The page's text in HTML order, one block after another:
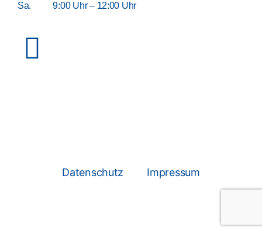
Sa. 9:00 Uhr – 12:00 Uhr
Datenschutz Impressum